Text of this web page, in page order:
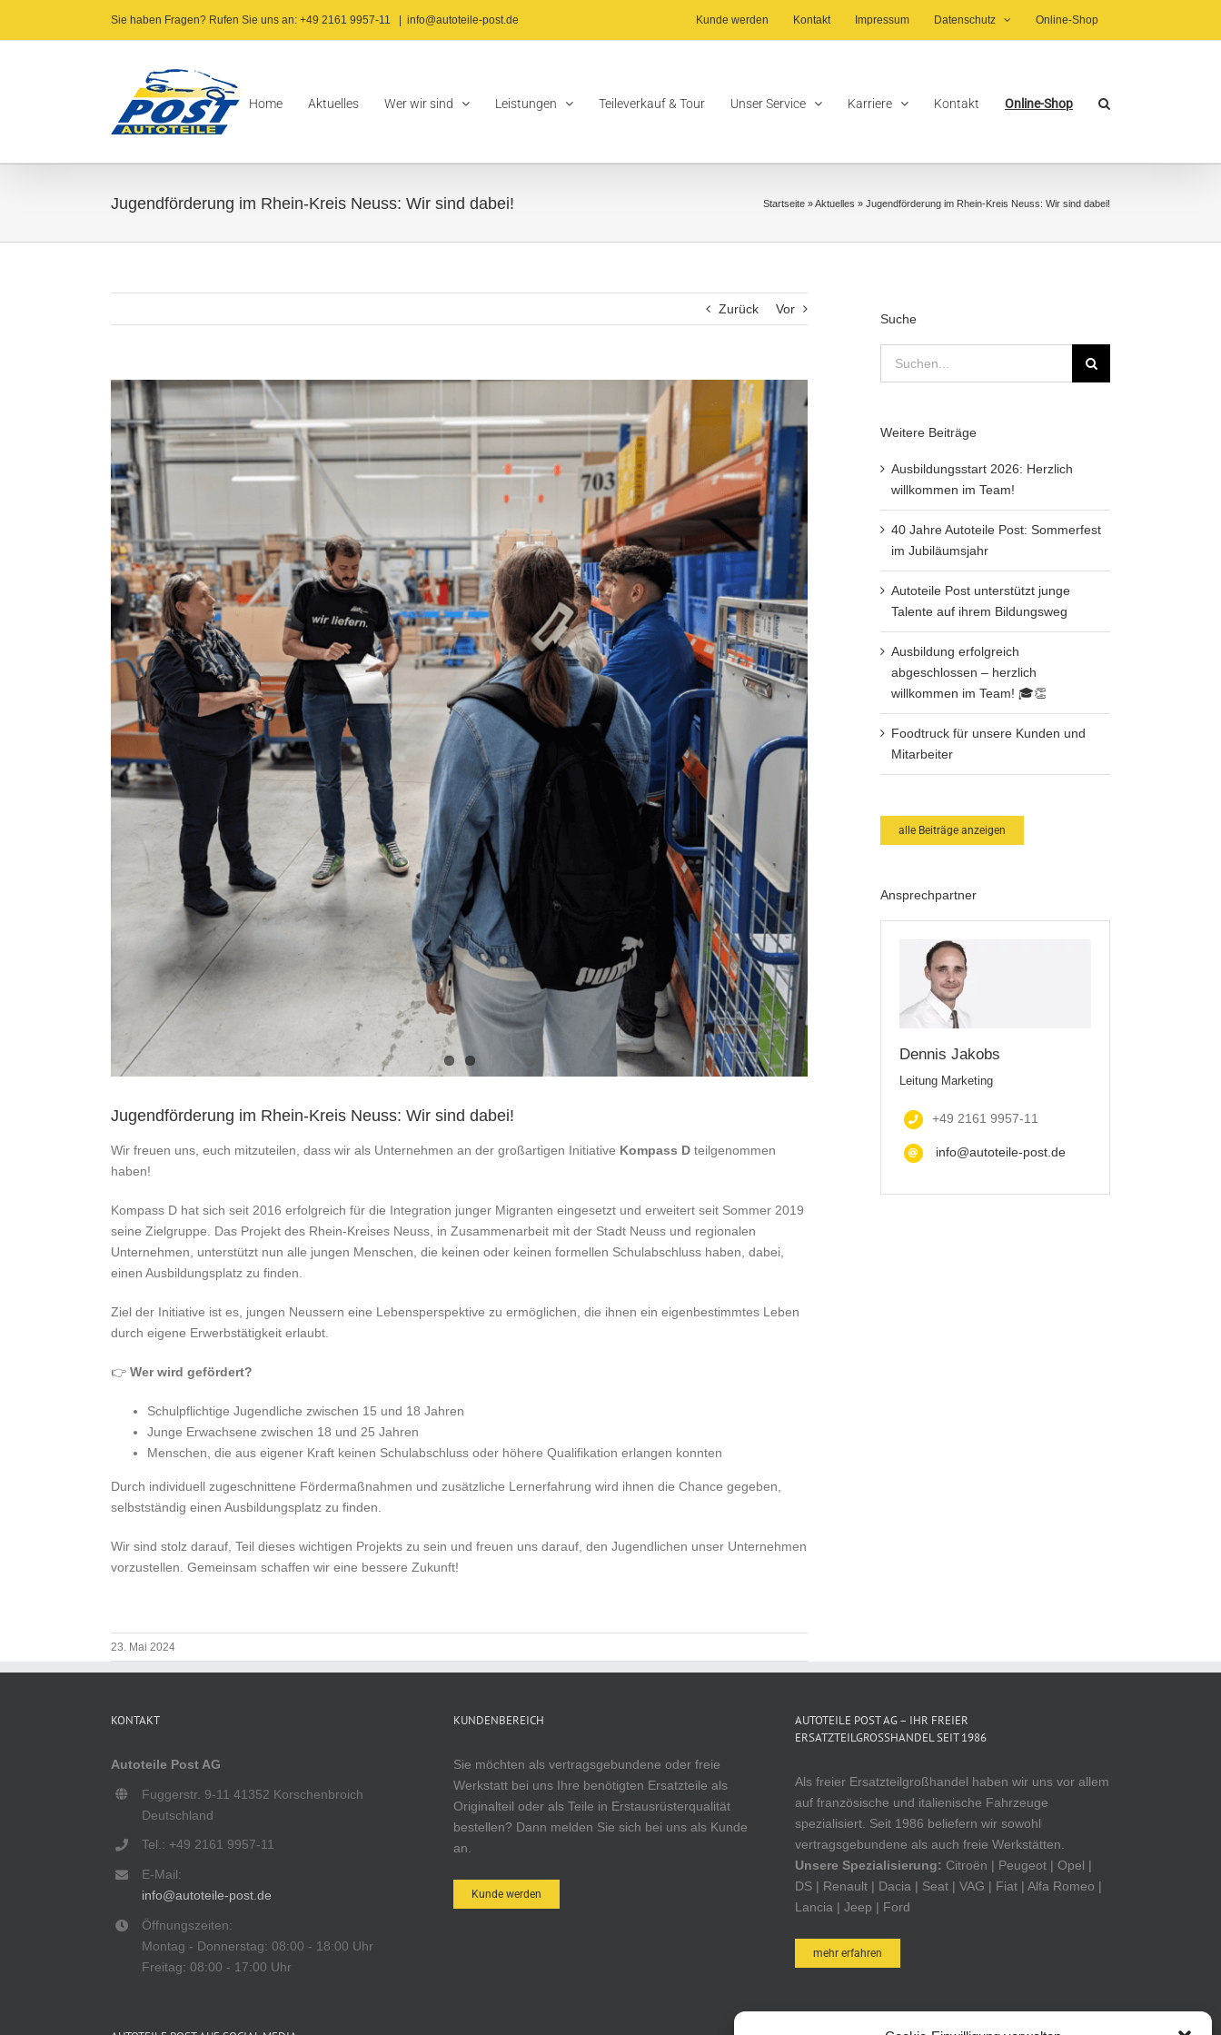
Sie haben Fragen? Rufen Sie uns an: +49 2161 9957-11 info@autoteile-post.de Kunde werden Kontakt Impressum Datenschutz Online-Shop
Home Aktuelles Wer wir sind Leistungen Teileverkauf & Tour Unser Service Karriere Kontakt Online-Shop
Jugendförderung im Rhein-Kreis Neuss: Wir sind dabei! Startseite »Aktuelles » Jugendförderung im Rhein-Kreis Neuss: Wir sind dabei!
Zurück Vor
Zeige
grösseres
Bild
Jugendförderung im Rhein-Kreis Neuss: Wir sind dabei!
Wir freuen uns, euch mitzuteilen, dass wir als Unternehmen an der großartigen Initiative Kompass Dteilgenommen
haben!
Kompass D hat sich seit 2016 erfolgreich für die Integration junger Migranten eingesetzt und erweitert seit Sommer 2019
seine Zielgruppe. Das Projekt des Rhein-Kreises Neuss, in Zusammenarbeit mit der Stadt Neuss und regionalen
Unternehmen, unterstützt nun alle jungen Menschen, die keinen oder keinen formellen Schulabschluss haben, dabei,
einen Ausbildungsplatz zu finden.
Ziel der Initiative ist es, jungen Neussern eine Lebensperspektive zu ermöglichen, die ihnen ein eigenbestimmtes Leben
durch eigene Erwerbstätigkeit erlaubt.
👉 Wer wird gefördert?
Schulpflichtige Jugendliche zwischen 15 und 18 Jahren
Junge Erwachsene zwischen 18 und 25 Jahren
Menschen, die aus eigener Kraft keinen Schulabschluss oder höhere Qualifikation erlangen konnten
Durch individuell zugeschnittene Fördermaßnahmen und zusätzliche Lernerfahrung wird ihnen die Chance gegeben,
selbstständig einen Ausbildungsplatz zu finden.
Wir sind stolz darauf, Teil dieses wichtigen Projekts zu sein und freuen uns darauf, den Jugendlichen unser Unternehmen
vorzustellen. Gemeinsam schaffen wir eine bessere Zukunft!
23. Mai 2024
Suche
Weitere Beiträge
Ausbildungsstart 2026: Herzlich
willkommen im Team!
40 Jahre Autoteile Post: Sommerfest
im Jubiläumsjahr
Autoteile Post unterstützt junge
Talente auf ihrem Bildungsweg
Ausbildung erfolgreich
abgeschlossen – herzlich
willkommen im Team! 🎓👏
Foodtruck für unsere Kunden und
Mitarbeiter
alle Beiträge anzeigen
Ansprechpartner
Dennis Jakobs
Leitung Marketing
+49 2161 9957-11
info@autoteile-post.de
KONTAKT
Autoteile Post AG
Fuggerstr. 9-11 41352 Korschenbroich
Deutschland
Tel.: +49 2161 9957-11
E-Mail:
info@autoteile-post.de
Öffnungszeiten:
Montag - Donnerstag: 08:00 - 18:00 Uhr
Freitag: 08:00 - 17:00 Uhr
KUNDENBEREICH
Sie möchten als vertragsgebundene oder freie
Werkstatt bei uns Ihre benötigten Ersatzteile als
Originalteil oder als Teile in Erstausrüsterqualität
bestellen? Dann melden Sie sich bei uns als Kunde
an.
Kunde werden
AUTOTEILE POST AG – IHR FREIER
ERSATZTEILGROSSHANDEL SEIT 1986
Als freier Ersatzteilgroßhandel haben wir uns vor allem
auf französische und italienische Fahrzeuge
spezialisiert. Seit 1986 beliefern wir sowohl
vertragsgebundene als auch freie Werkstätten.
Unsere Spezialisierung: Citroën | Peugeot | Opel |
DS | Renault | Dacia | Seat | VAG | Fiat | Alfa Romeo |
Lancia | Jeep | Ford
mehr erfahren